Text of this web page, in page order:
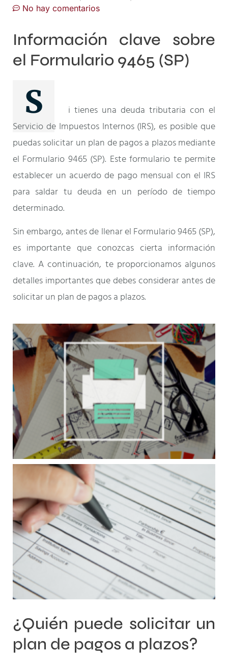
No hay comentarios
Información clave sobre
el Formulario 9465 (SP)
S
i tienes una deuda tributaria con el
Servicio de Impuestos Internos (IRS), es posible que
puedas solicitar un plan de pagos a plazos mediante
el Formulario 9465 (SP). Este formulario te permite
establecer un acuerdo de pago mensual con el IRS
para saldar tu deuda en un período de tiempo
determinado.
Sin embargo, antes de llenar el Formulario 9465 (SP),
es importante que conozcas cierta información
clave. A continuación, te proporcionamos algunos
detalles importantes que debes considerar antes de
solicitar un plan de pagos a plazos.
¿Quién puede solicitar un
plan de pagos a plazos?